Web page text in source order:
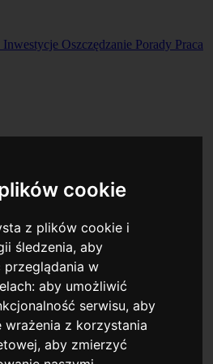
cookie
z plików cookie i
śledzenia, aby
w
aby umożliwić
serwisu,aby
wrażenia z korzystania
,aby zmierzyć
Inwestycje Oszczędzanie Porady Praca